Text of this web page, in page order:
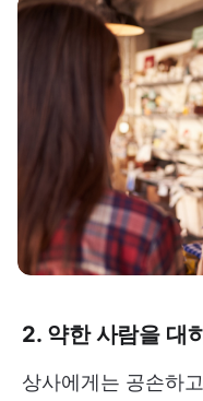
2. 약한 사람을 대
상사에게는 공손하